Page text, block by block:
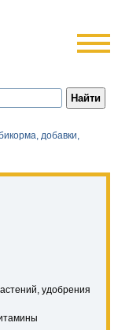
добавки,
удобрения